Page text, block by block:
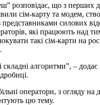
розповідає, що з перших
сім-карту та модем,
представниками силових
які працюють над
такі сім-карти на
складні алгоритми”, – додає
оператори, з огляду на
цю тему.